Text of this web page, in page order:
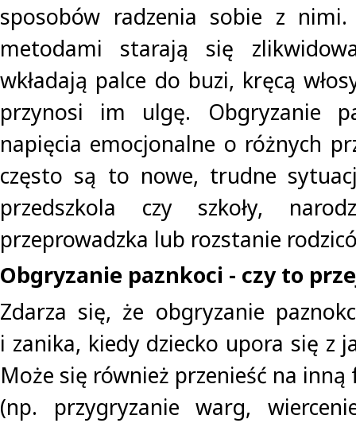
sposobów radzenia sobie z
metodami starają się
wkładają palce do buzi, kręcą
przynosi im ulgę. Obgryzanie
napięcia emocjonalne o różnych
często są to nowe, trudne
przedszkola czy szkoły,
przeprowadzka lub rozstanie
Obgryzanie paznkoci - czy to
Zdarza się, że obgryzanie
i zanika, kiedy dziecko upora się z
Może się również przenieść na
(np. przygryzanie warg,